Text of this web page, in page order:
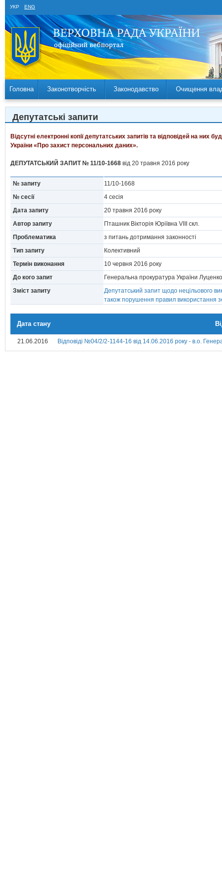
УКР ENG
Головна Законотворчість Законодавство Очищення
Депутатські запити
Відсутні електронні копії депутатських запитів та відповідей на
України «Про захист персональних даних».
ДЕПУТАТСЬКИЙ ЗАПИТ № 11/10-1668 від 20 травня 2016 року
№ запиту
11/10-1668
№ сесії
4 сесія
Дата запиту
20 травня 2016 року
Автор запиту
Пташник Вікторія Юріївна VIII скл.
Проблематика
з питань дотримання законності
Тип запиту
Колективний
Термін виконання
10 червня 2016 року
До кого запит
Генеральна прокуратура України
Зміст запиту
Депутатський запит щодо нецільового
також порушення правил використання
Дата стану
21.06.2016 Відповіді №04/2/2-1144-16 від 14.06.2016 року - в.о.